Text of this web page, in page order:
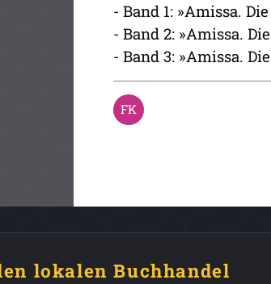
- Band 1: »Amissa.
- Band 2: »Amissa.
- Band 3: »Amissa.
lokalen Buchhandel